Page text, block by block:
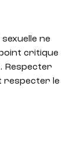
ne
critique
Respecter
respecter le